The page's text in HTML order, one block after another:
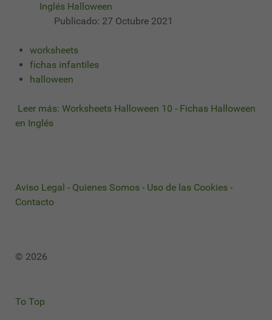
Inglés Halloween
Publicado: 27 Octubre 2021
worksheets
fichas infantiles
halloween
Leer más: Worksheets Halloween 10 - Fichas Halloween
en Inglés
Aviso Legal - Quienes Somos - Uso de las Cookies -
Contacto
© 2026
To Top